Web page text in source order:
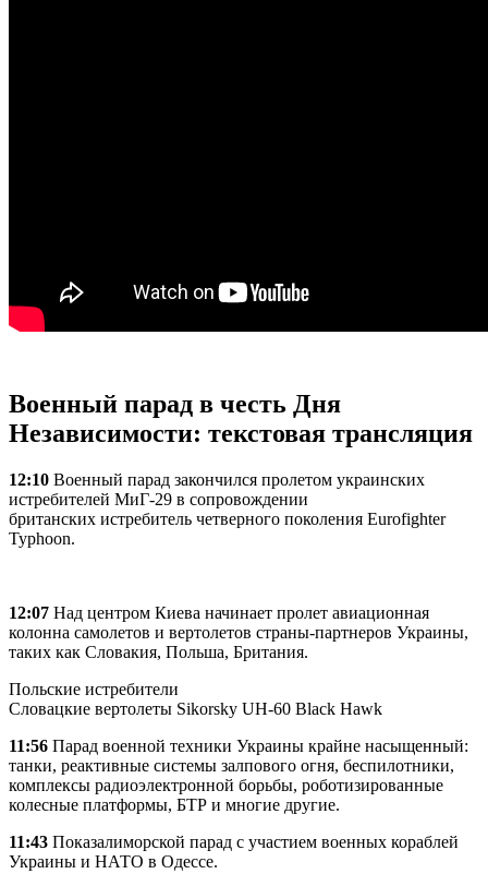
Военный парад в честь Дня
Независимости: текстовая трансляция
12:10 Военный парад закончился пролетом украинских
истребителей МиГ-29 в сопровождении
британских истребитель четверного поколения Eurofighter
Typhoon.
12:07 Над центром Киева начинает пролет авиационная
колонна самолетов и вертолетов страны-партнеров Украины,
таких как Словакия, Польша, Британия.
Польские истребители
Словацкие вертолеты Sikorsky UH-60 Black Hawk
11:56 Парад военной техники Украины крайне насыщенный:
танки, реактивные системы залпового огня, беспилотники,
комплексы радиоэлектронной борьбы, роботизированные
колесные платформы, БТР и многие другие.
11:43 Показалиморской парад с участием военных кораблей
Украины и НАТО в Одессе.